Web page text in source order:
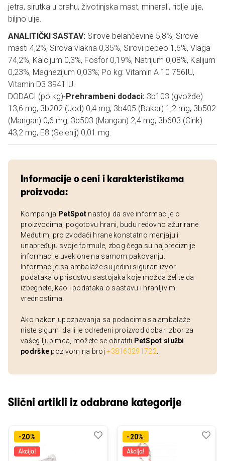
jetra, sirutka u prahu, životinjska mast, minerali, riblje ulje,
biljno ulje.
ANALITIČKI SASTAV: Sirove belančevine 5,8%, Sirove
masti 4,2%, Sirova vlakna 0,35%, Sirovi pepeo 1,6%, Vlaga
74,2%, Kalcijum 0,3%, Fosfor 0,19%, Natrijum 0,08%, Kalijum
0,23%, Magnezijum 0,03%; Po kg: Vitamin A 10 756IU,
Vitamin D3 3941IU.
DODACI (po kg)-Prehrambeni dodaci: 3b103 (gvožđe)
13,6 mg, 3b202 (Jod) 0,4 mg, 3b405 (Bakar) 1,2 mg, 3b502
(Mangan) 0,6 mg, 3b503 (Mangan) 2,4 mg, 3b603 (Cink)
43,2 mg, E8 (Selenij) 0,01 mg.
Informacije o ceni i karakteristikama
proizvoda:
Kompanija PetSpot nastoji da sve informacije o
proizvodima, pogotovu hrani, budu redovno ažurirane.
Međutim, proizvođači hrane konstatno menjaju i
unapređuju svoje formule, zbog čega su najpreciznije
informacije uvek one na samom pakovanju.
Informacije sa ambalaže su jedini siguran izvor
podataka o prisustvu sastojaka koje možda želite da
izbegnete, kao i podataka o sastavu i hranljivim
vrednostima.
Ako nakon upoznavanja sa podacima sa ambalaže
niste sigurni da li je određeni proizvod dobar izbor za
vašeg ljubimca, možete se obratiti PetSpot službi
podrške pozivom na broj+38163291722
Slični artikli iz odabrane kategorije
-20%
Dodaj
Uporedi-20%